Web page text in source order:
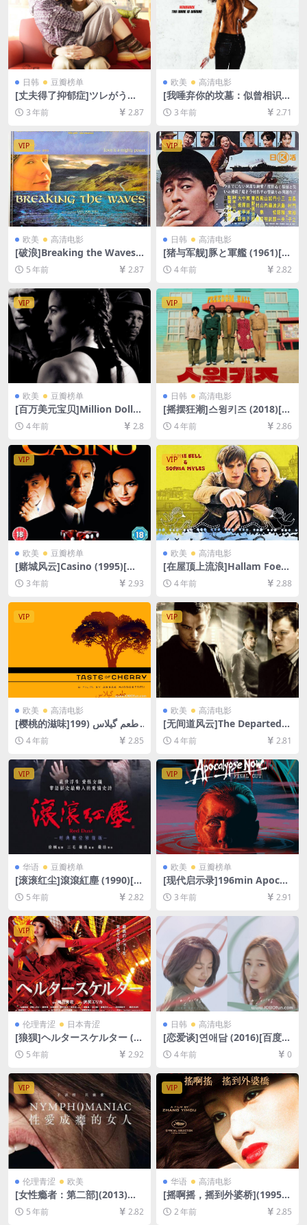
日韩 豆瓣榜单
[丈夫得了抑郁症]ツレがうつ
になりまして。 (2011)[百度
网盘+夸克网盘1080P超清未
删减资源][网盘在线播放/下
载][MP4/7.9GB][日语中字]
3 年前 2.87
欧美 高清电影
[我唾弃你的坟墓：似曾相识]I
Spit on Your Grave: Deja V
u (2019)[百度网盘+迅雷云盘
资源1080P超清未删减][MP4/
9GB][中文字幕]
3 年前 2.71
VIP
欧美 高清电影
[破浪]Breaking the Waves
(1996)[百度网盘+迅雷云盘资
源1080P超清未删减][MP4/10
5 年前 2.87
VIP
日韩 高清电影
[猪与军舰]豚と軍艦 (1961)[百
度网盘+迅雷云盘资源1080P
超清未删减][MP4/6.8GB][日
4 年前 2.82
VIP
欧美 豆瓣榜单
[百万美元宝贝]Million Dollar
Baby (2004)[百度网盘+迅雷
云盘资源1080P超清未删减]
[MP4/8.6GB][中英字幕]
4 年前 2.8
VIP
日韩 高清电影
[摇摆狂潮]스윙키즈 (2018)[百
度网盘+迅雷云盘资源1080P
超清未删减][MP4/8GB][韩语
中字]
4 年前 2.86
VIP
欧美 豆瓣榜单
[赌城风云]Casino (1995)[百
度网盘+夸克网盘1080P超清
未删减资源][网盘在线播放/下
载][MP4/11GB][中英字幕]
3 年前 2.93
VIP
欧美 高清电影
[在屋顶上流浪]Hallam Foe
(2007)[百度网盘+迅雷云盘资
源1080P超清未删减][MP4/6
GB][中英字幕]
4 年前 2.88
VIP
欧美 高清电影
[樱桃的滋味]طعم گیلاس (199
7)[百度网盘+迅雷云盘资源10
80P超清未删减][MP4/6.5GB]
4 年前 2.85
VIP
欧美 高清电影
[无间道风云]The Departed
(2006)[百度网盘+迅雷云盘资
源1080P超清未删减][MP4/9
4 年前 2.81
VIP
华语 豆瓣榜单
[滚滚红尘]滾滾紅塵 (1990)[百
度网盘+迅雷云盘资源1080P
超清未删减][MP4/5.4GB][国
语中字]
5 年前 2.82
VIP
欧美 豆瓣榜单
[现代启示录]196min Apocal
ypse Now (1979)[百度网盘
+夸克网盘+迅雷云盘资源1080
P超清未删减][MP4/11GB][中
英字幕]
3 年前 2.91
VIP
伦理青涩 日本青涩
[狼狈]ヘルタースケルター (2
012)完整版[百度网盘+迅雷云
盘资源1080P超清未删减][MP
4/7.5GB][原声中日双语字幕]
【视频文件+防和谐压缩包
（含解压密码）】
5 年前 2.92
日韩 高清电影
[恋爱谈]연애담 (2016)[百度网
盘+迅雷云盘资源1080P超清
未删减][MP4/5.3GB][韩语中
字]
4 年前 0
VIP
伦理青涩 欧美
[女性瘾者：第二部](2013)导
演剪辑版[百度网盘+迅雷云盘
资源未删减1080P高清][MP4/
5 年前 2.82
VIP
华语 高清电影
[摇啊摇，摇到外婆桥](1995)
[百度网盘+夸克网盘1080P超
清未删减资源][网盘在线播放/
2 年前 2.85